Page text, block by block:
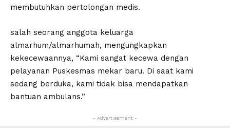
membutuhkan pertolongan medis.
salah seorang anggota keluarga
almarhum/almarhumah, mengungkapkan
kekecewaannya, “Kami sangat kecewa dengan
pelayanan Puskesmas mekar baru. Di saat kami
sedang berduka, kami tidak bisa mendapatkan
bantuan ambulans.”
- Advertisement -